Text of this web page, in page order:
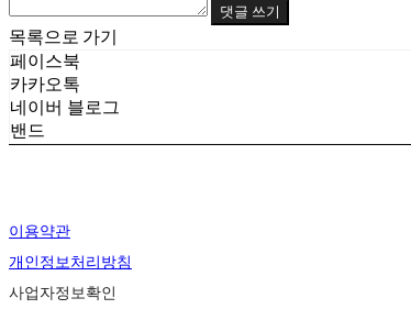
댓글 쓰기
목록으로 가기
페이스북
카카오톡
네이버 블로그
밴드
이용약관
개인정보처리방침
사업자정보확인